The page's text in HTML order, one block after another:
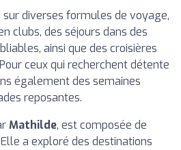
diverses formules de voyage,
clubs, des séjours dans des
ainsi que des croisières
ceux qui recherchent détente
également des semaines
reposantes.
Mathilde, est composée de
a exploré des destinations